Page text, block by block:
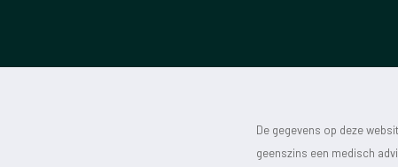
De gegevens op deze
geenszins een medisch